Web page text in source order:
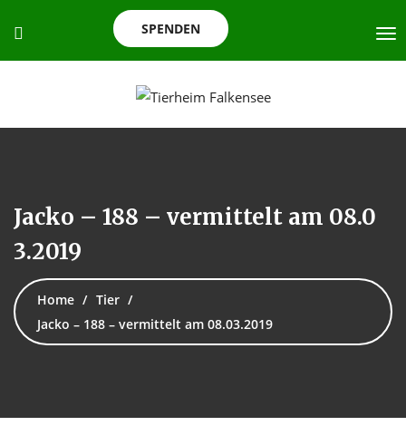
SPENDEN
Jacko – 188 – vermittelt am 08.0
3.2019
Home
Tier
Jacko – 188 – vermittelt am 08.03.2019